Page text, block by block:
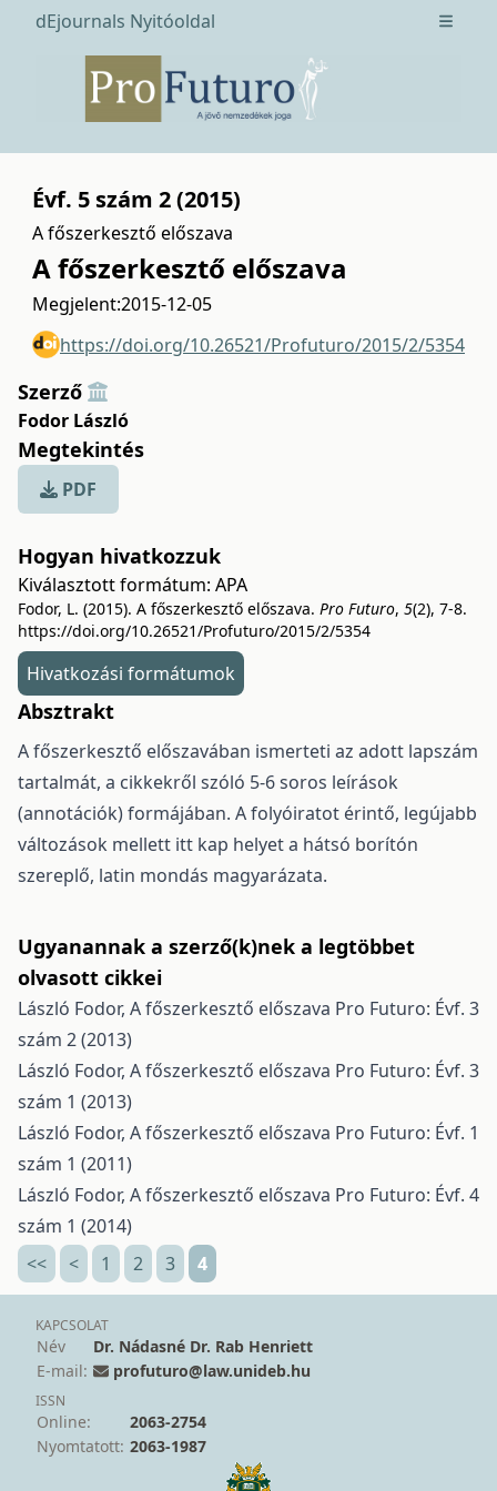
dEjournals Nyitóoldal Open
Évf. 5 szám 2 (2015)
A főszerkesztő előszava
A főszerkesztő előszava
Megjelent:2015-12-05
https://doi.org/10.26521/Profuturo/2015/2/5354
Szerző
Fodor László
Megtekintés
PDF
Hogyan hivatkozzuk
Kiválasztott formátum: APA
Fodor, L. (2015). A főszerkesztő előszava. Pro Futuro, 5(2), 7-8.
https://doi.org/10.26521/Profuturo/2015/2/5354
Hivatkozási formátumok
Absztrakt
A főszerkesztő előszavában ismerteti az adott lapszám
tartalmát, a cikkekről szóló 5-6 soros leírások
(annotációk) formájában. A folyóiratot érintő, legújabb
változások mellett itt kap helyet a hátsó borítón
szereplő, latin mondás magyarázata.
Ugyanannak a szerző(k)nek a legtöbbet
olvasott cikkei
László Fodor, A főszerkesztő előszava Pro Futuro: Évf. 3
szám 2 (2013)
László Fodor, A főszerkesztő előszava Pro Futuro: Évf. 3
szám 1 (2013)
László Fodor, A főszerkesztő előszava Pro Futuro: Évf. 1
szám 1 (2011)
László Fodor, A főszerkesztő előszava Pro Futuro: Évf. 4
szám 1 (2014)
<<
< 1 2 3 4
KAPCSOLAT
Név
Dr. Nádasné Dr. Rab Henriett
E-mail:
profuturo@law.unideb.hu
ISSN
Online:
2063-2754
Nyomtatott: 2063-1987